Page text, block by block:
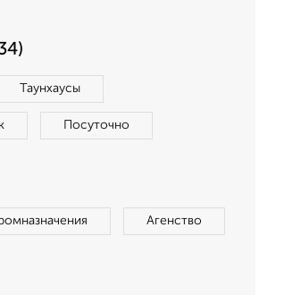
Таунхаусы
Посуточно
Агенство